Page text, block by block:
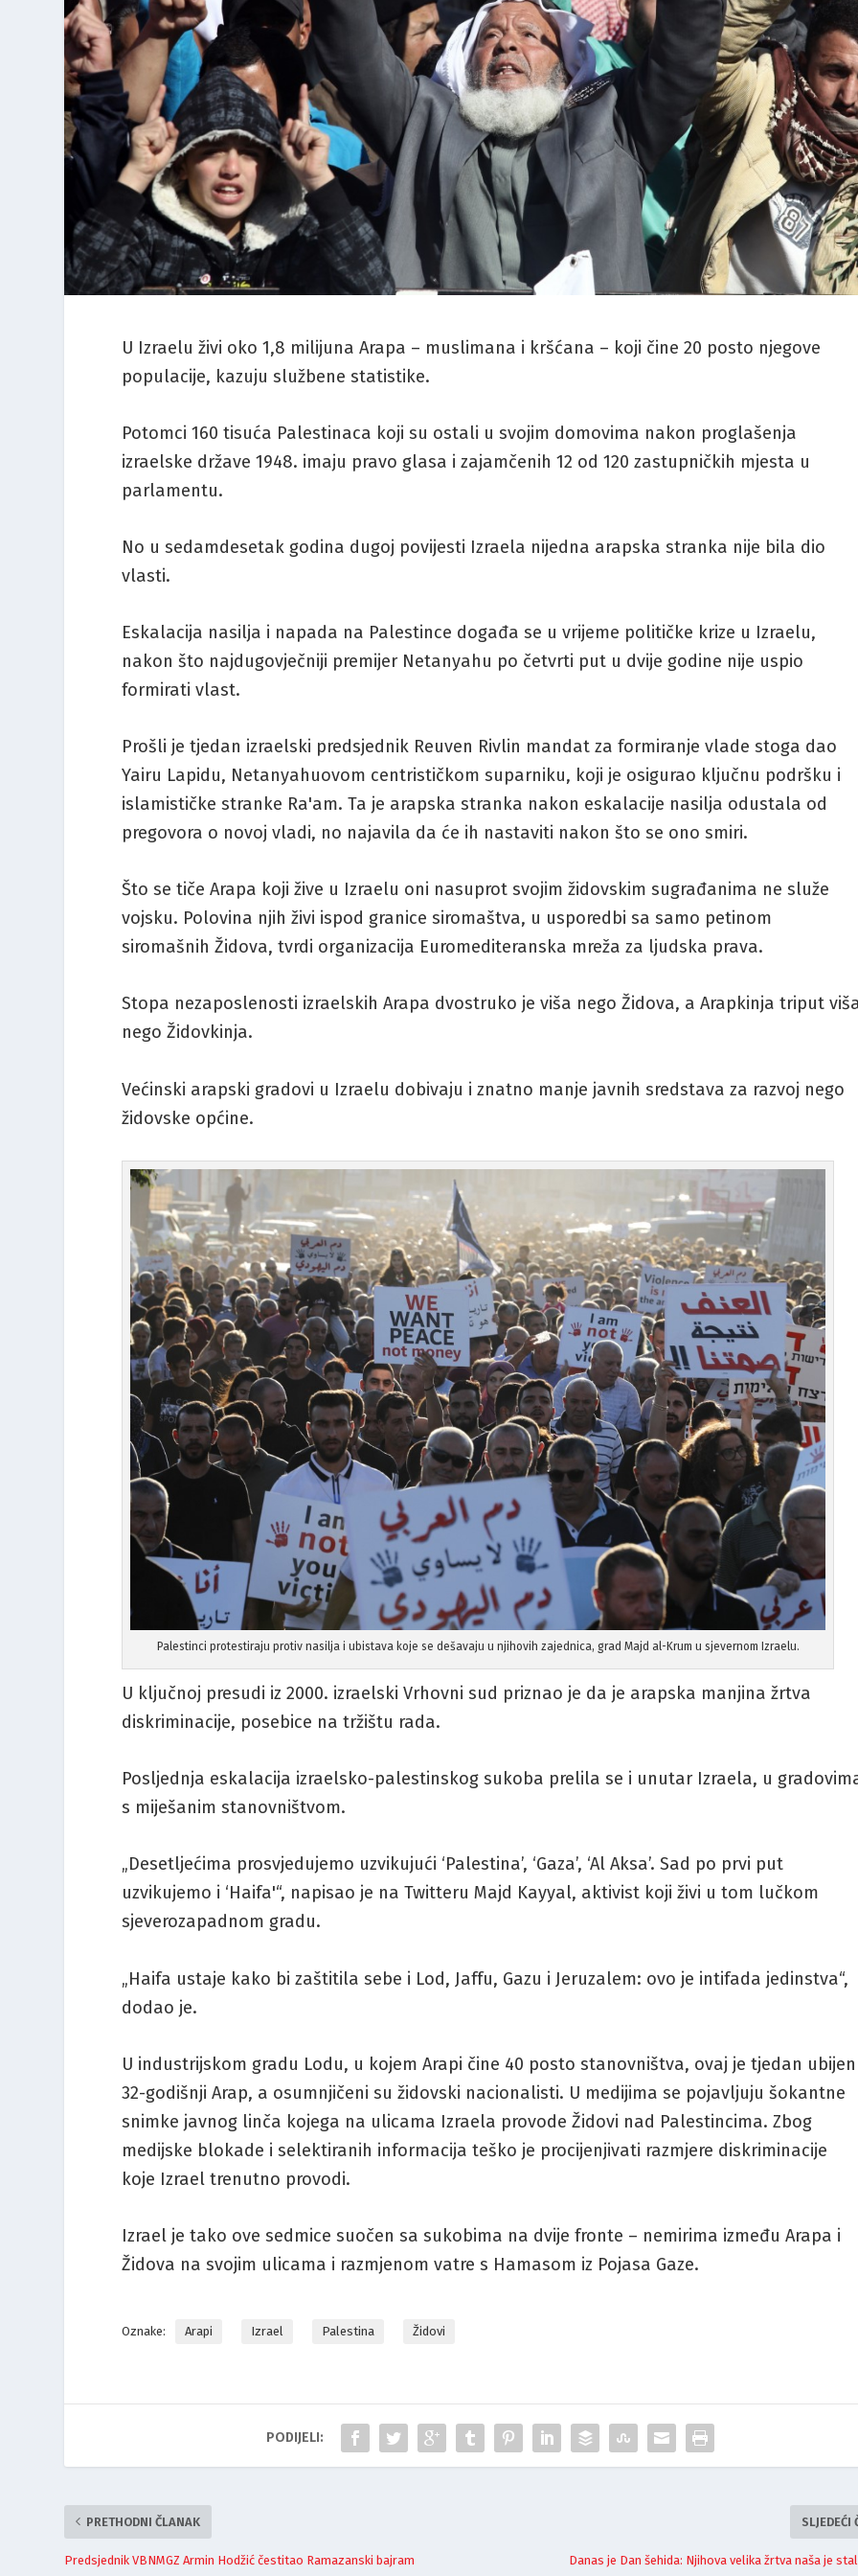
U Izraelu živi oko 1,8 milijuna Arapa – muslimana i kršćana – koji čine 20 posto njegove
populacije, kazuju službene statistike.
Potomci 160 tisuća Palestinaca koji su ostali u svojim domovima nakon proglašenja
izraelske države 1948. imaju pravo glasa i zajamčenih 12 od 120 zastupničkih mjesta u
parlamentu.
No u sedamdesetak godina dugoj povijesti Izraela nijedna arapska stranka nije bila dio
vlasti.
Eskalacija nasilja i napada na Palestince događa se u vrijeme političke krize u Izraelu,
nakon što najdugovječniji premijer Netanyahu po četvrti put u dvije godine nije uspio
formirati vlast.
Prošli je tjedan izraelski predsjednik Reuven Rivlin mandat za formiranje vlade stoga dao
Yairu Lapidu, Netanyahuovom centrističkom suparniku, koji je osigurao ključnu podršku i
islamističke stranke Ra'am. Ta je arapska stranka nakon eskalacije nasilja odustala od
pregovora o novoj vladi, no najavila da će ih nastaviti nakon što se ono smiri.
Što se tiče Arapa koji žive u Izraelu oni nasuprot svojim židovskim sugrađanima ne služe
vojsku. Polovina njih živi ispod granice siromaštva, u usporedbi sa samo petinom
siromašnih Židova, tvrdi organizacija Euromediteranska mreža za ljudska prava.
Stopa nezaposlenosti izraelskih Arapa dvostruko je viša nego Židova, a Arapkinja triput
nego Židovkinja.
Većinski arapski gradovi u Izraelu dobivaju i znatno manje javnih sredstava za razvoj nego
židovske općine.
Palestinci protestiraju protiv nasilja i ubistava koje se dešavaju u njihovih zajednica, grad Majd al-Krum u sjevernom Izraelu.
U ključnoj presudi iz 2000. izraelski Vrhovni sud priznao je da je arapska manjina žrtva
diskriminacije, posebice na tržištu rada.
Posljednja eskalacija izraelsko-palestinskog sukoba prelila se i unutar Izraela, u
s miješanim stanovništvom.
„Desetljećima prosvjedujemo uzvikujući ‘Palestina’, ‘Gaza’, ‘Al Aksa’. Sad po prvi put
uzvikujemo i ‘Haifa'“, napisao je na Twitteru Majd Kayyal, aktivist koji živi u tom lučkom
sjeverozapadnom gradu.
„Haifa ustaje kako bi zaštitila sebe i Lod, Jaffu, Gazu i Jeruzalem: ovo je intifada jedinstva“,
dodao je.
U industrijskom gradu Lodu, u kojem Arapi čine 40 posto stanovništva, ovaj je tjedan ubijen
32-godišnji Arap, a osumnjičeni su židovski nacionalisti. U medijima se pojavljuju šokantne
snimke javnog linča kojega na ulicama Izraela provode Židovi nad Palestincima. Zbog
medijske blokade i selektiranih informacija teško je procijenjivati razmjere diskriminacije
koje Izrael trenutno provodi.
Izrael je tako ove sedmice suočen sa sukobima na dvije fronte – nemirima između Arapa i
Židova na svojim ulicama i razmjenom vatre s Hamasom iz Pojasa Gaze.
Oznake: Arapi Izrael Palestina Židovi
PODIJELI:
PRETHODNI ČLANAK
Predsjednik VBNMGZ Armin Hodžić čestitao Ramazanski bajram
SLJEDEĆI
Danas je Dan šehida: Njihova velika žrtva naša je